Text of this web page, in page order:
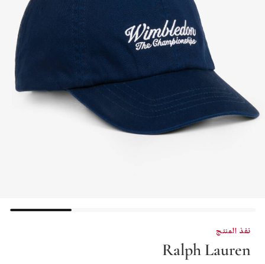
نفذ المنتج
Ralph Lauren